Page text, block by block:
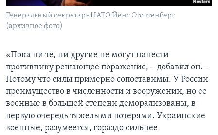
Генеральный секретарь НАТО Йенс Столтенберг
(архивное фото)
«Пока ни те, ни другие не могут нанести
противнику решающее поражение, – добавил он. –
Потому что силы примерно сопоставимы. У России
преимущество в численности и вооружении, но ее
военные в большей степени деморализованы, в
первую очередь тяжелыми потерями. Украинские
военные, разумеется, гораздо сильнее